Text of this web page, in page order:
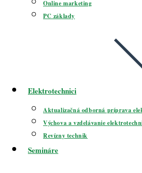
Online marketing
PC základy
Elektrotechnici
Aktualizačná odborná príprava
Výchova a vzdelávanie
Revízny technik
Semináre